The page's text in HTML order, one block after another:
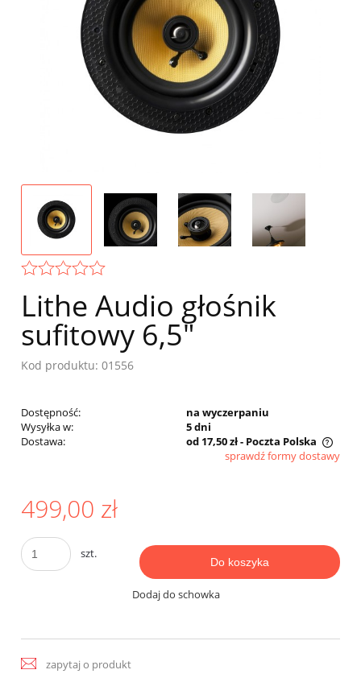
Lithe Audio głośnik
sufitowy 6,5"
Kod produktu: 01556
Dostępność:
na wyczerpaniu
Wysyłka w:
5 dni
Dostawa:
od 17,50 zł- Poczta Polska
Cena nie zawiera ewentualnych kosztów płatności
sprawdź formy dostawy
499,00 zł
szt.
Do koszyka
Dodaj do schowka
zapytaj o produkt